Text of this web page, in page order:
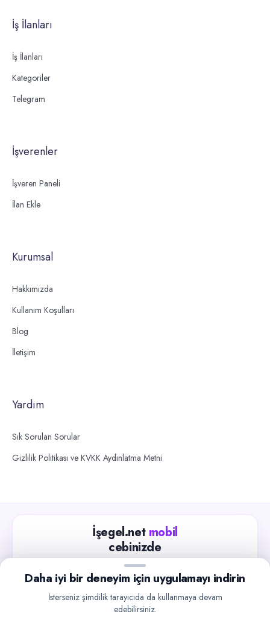
İş İlanları
İş İlanları
Kategoriler
Telegram
İşverenler
İşveren Paneli
İlan Ekle
Kurumsal
Hakkımızda
Kullanım Koşulları
Blog
İletişim
Yardım
Sık Sorulan Sorular
Gizlilik Politikası ve KVKK Aydınlatma Metni
İşegel.net mobil
cebinizde
Güncel iş ilanlarını takip edin, işverenlerle hızlıca
iletişime geçin.
Google Play
Daha iyi bir deneyim için uygulamayı indirin
İsterseniz şimdilik tarayıcıda da kullanmaya devam
edebilirsiniz.